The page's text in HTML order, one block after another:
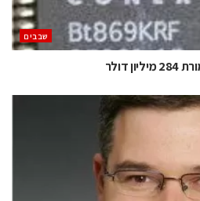
‫שבבים‬